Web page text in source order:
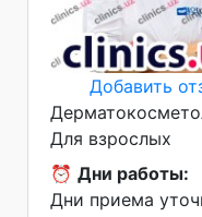
Добавить
Для взрослых
⏰ Дни работы:
Дни приема